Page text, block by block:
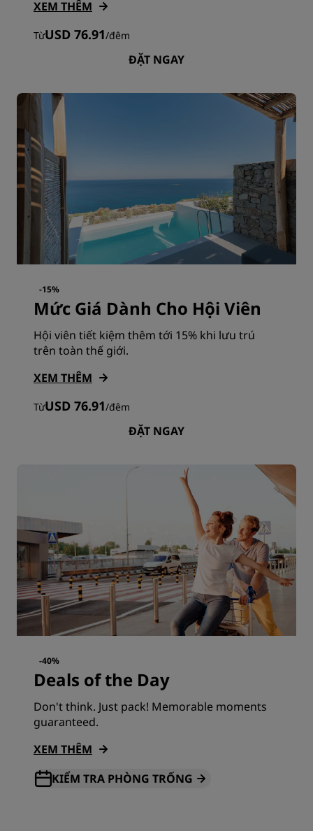
XEM THÊM
TừUSD 76.91/đêm
ĐẶT NGAY
-15%
Mức Giá Dành Cho Hội Viên
Hội viên tiết kiệm thêm tới 15% khi lưu trú
trên toàn thế giới.
XEM THÊM
TừUSD 76.91/đêm
ĐẶT NGAY
-40%
Deals of the Day
Don't think. Just pack! Memorable moments
guaranteed.
XEM THÊM
KIỂM TRA PHÒNG TRỐNG